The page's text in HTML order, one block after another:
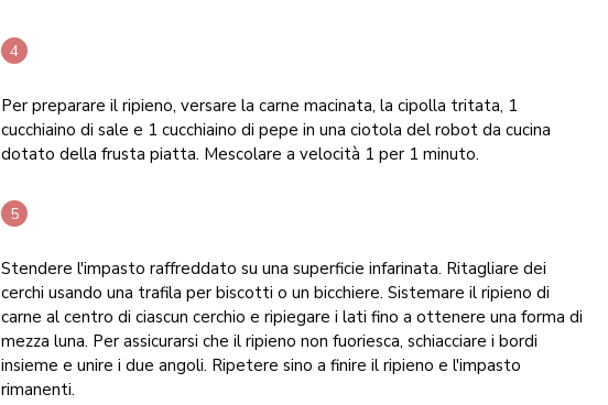
Per preparare il ripieno, versare la carne macinata, la cipolla tritata, 1
cucchiaino di sale e 1 cucchiaino di pepe in una ciotola del robot da cucina
dotato della frusta piatta. Mescolare a velocità 1 per 1 minuto.
Stendere l'impasto raffreddato su una superficie infarinata. Ritagliare dei
cerchi usando una trafila per biscotti o un bicchiere. Sistemare il ripieno di
carne al centro di ciascun cerchio e ripiegare i lati fino a ottenere una forma di
mezza luna. Per assicurarsi che il ripieno non fuoriesca, schiacciare i bordi
insieme e unire i due angoli. Ripetere sino a finire il ripieno e l'impasto
rimanenti.